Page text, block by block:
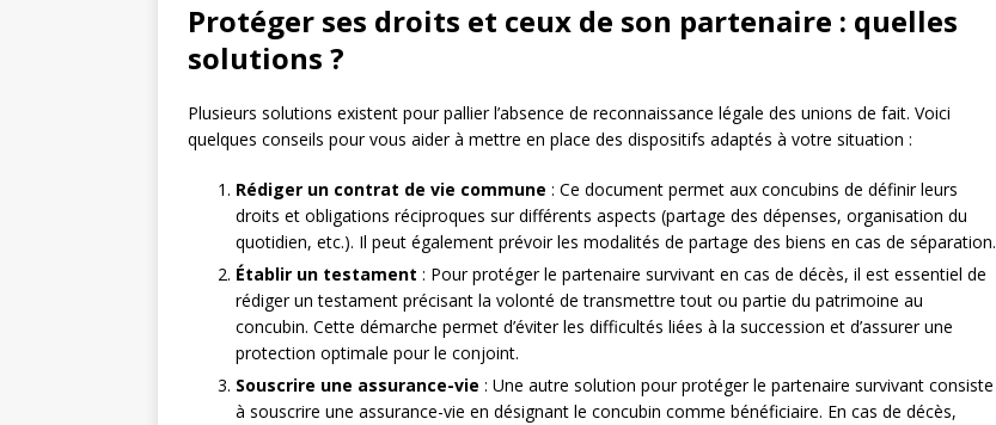
Protéger ses droits et ceux de son partenaire : quelles
solutions ?
Plusieurs solutions existent pour pallier l’absence de reconnaissance légale des unions de fait. Voici
quelques conseils pour vous aider à mettre en place des dispositifs adaptés à votre situation :
Rédiger un contrat de vie commune : Ce document permet aux concubins de définir leurs
droits et obligations réciproques sur différents aspects (partage des dépenses, organisation du
quotidien, etc.). Il peut également prévoir les modalités de partage des biens en cas de séparation.
Établir un testament : Pour protéger le partenaire survivant en cas de décès, il est essentiel de
rédiger un testament précisant la volonté de transmettre tout ou partie du patrimoine au
concubin. Cette démarche permet d’éviter les difficultés liées à la succession et d’assurer une
protection optimale pour le conjoint.
Souscrire une assurance-vie : Une autre solution pour protéger le partenaire survivant consiste
à souscrire une assurance-vie en désignant le concubin comme bénéficiaire. En cas de décès,